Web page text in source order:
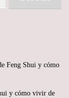
Feng Shui y cómo
y cómo vivir de